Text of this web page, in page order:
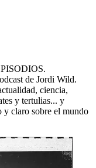
de Jordi Wild.
ciencia,
y tertulias... y
y claro sobre el mundo